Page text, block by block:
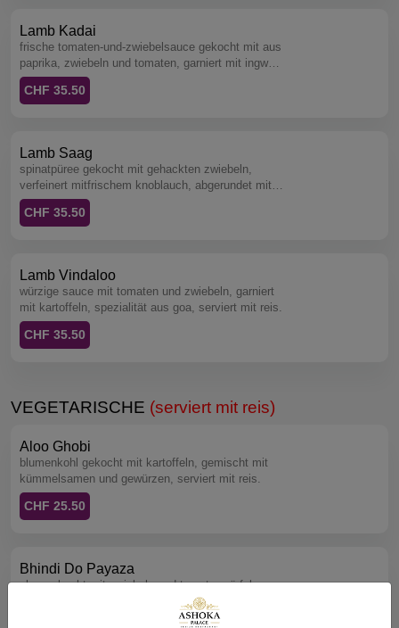
Lamb Kadai
frische tomaten-und-zwiebelsauce gekocht mit aus
paprika, zwiebeln und tomaten, garniert mit ingwer
und koriander, serviert mit reis.
CHF 35.50
Lamb Saag
spinatpüree gekocht mit gehackten zwiebeln,
verfeinert mitfrischem knoblauch, abgerundet mit
rahm und bockshornkleeblättern, serviert mit reis.
CHF 35.50
Lamb Vindaloo
würzige sauce mit tomaten und zwiebeln, garniert
mit kartoffeln, spezialität aus goa, serviert mit reis.
CHF 35.50
VEGETARISCHE (serviert mit reis)
Aloo Ghobi
blumenkohl gekocht mit kartoffeln, gemischt mit
kümmelsamen und gewürzen, serviert mit reis.
CHF 25.50
Bhindi Do Payaza
okra gekocht mit zwiebeln und tomatenwürfeln,
verfeinert mit milden indischen gewürzen, serviert